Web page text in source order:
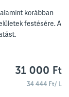
korábban
festésére. A
31 000 Ft
34 444 Ft/ L